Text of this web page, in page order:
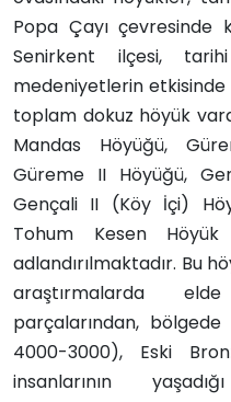
Popa Çayı çevresinde
Senirkent ilçesi,
medeniyetlerin etkisinde
toplam dokuz höyük
Mandas Höyüğü,
Güreme II Höyüğü,
Gençali II (Köy İçi)
Tohum Kesen
adlandırılmaktadır. Bu
araştırmalarda
parçalarından,
4000-3000), Eski
insanlarının